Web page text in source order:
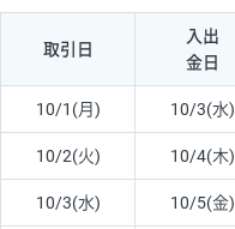
取引日
入出
金日
10/1(月) 10/3(水)
10/2(火) 10/4(木)
10/3(水) 10/5(金)